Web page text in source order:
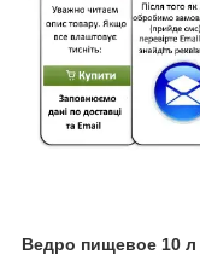
Ведро пищевое 10